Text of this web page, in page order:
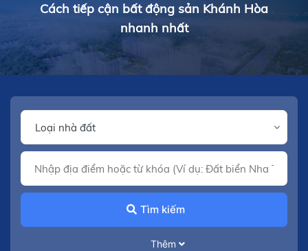
Cách tiếp cận bất động sản Khánh Hòa
nhanh nhất
Tìm kiếm
Thêm